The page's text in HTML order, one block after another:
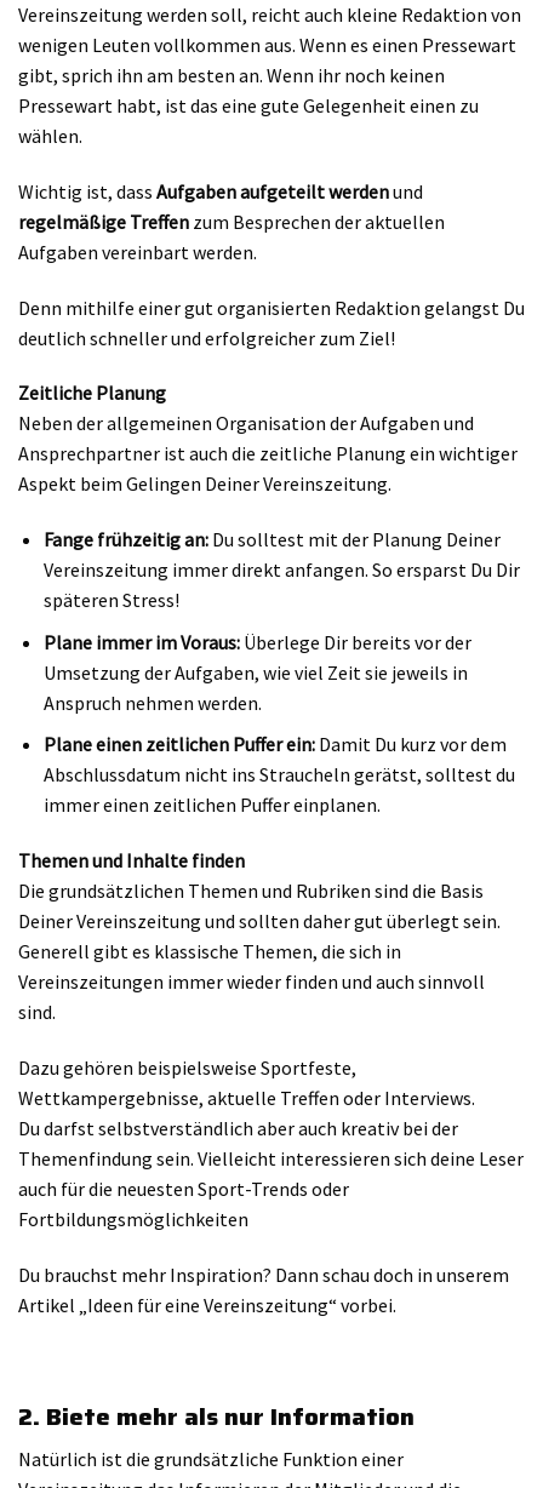
Vereinszeitung werden soll, reicht auch kleine Redaktion von
wenigen Leuten vollkommen aus. Wenn es einen Pressewart
gibt, sprich ihn am besten an. Wenn ihr noch keinen
Pressewart habt, ist das eine gute Gelegenheit einen zu
wählen.
Wichtig ist, dass Aufgaben aufgeteilt werdenund
regelmäßige Treffen zum Besprechen der aktuellen
Aufgaben vereinbart werden.
Denn mithilfe einer gut organisierten Redaktion gelangst Du
deutlich schneller und erfolgreicher zum Ziel!
Zeitliche Planung
Neben der allgemeinen Organisation der Aufgaben und
Ansprechpartner ist auch die zeitliche Planung ein wichtiger
Aspekt beim Gelingen Deiner Vereinszeitung.
Fange frühzeitig an:Du solltest mit der Planung Deiner
Vereinszeitung immer direkt anfangen. So ersparst Du Dir
späteren Stress!
Plane immer im Voraus:Überlege Dir bereits vor der
Umsetzung der Aufgaben, wie viel Zeit sie jeweils in
Anspruch nehmen werden.
Plane einen zeitlichen Puffer ein:Damit Du kurz vor dem
Abschlussdatum nicht ins Straucheln gerätst, solltest du
immer einen zeitlichen Puffer einplanen.
Themen und Inhalte finden
Die grundsätzlichen Themen und Rubriken sind die Basis
Deiner Vereinszeitung und sollten daher gut überlegt sein.
Generell gibt es klassische Themen, die sich in
Vereinszeitungen immer wieder finden und auch sinnvoll
sind.
Dazu gehören beispielsweise Sportfeste,
Wettkampergebnisse, aktuelle Treffen oder Interviews.
Du darfst selbstverständlich aber auch kreativ bei der
Themenfindung sein. Vielleicht interessieren sich deine Leser
auch für die neuesten Sport-Trends oder
Fortbildungsmöglichkeiten
Du brauchst mehr Inspiration? Dann schau doch in unserem
Artikel „Ideen für eine Vereinszeitung“ vorbei.
2. Biete mehr als nur Information
Natürlich ist die grundsätzliche Funktion einer